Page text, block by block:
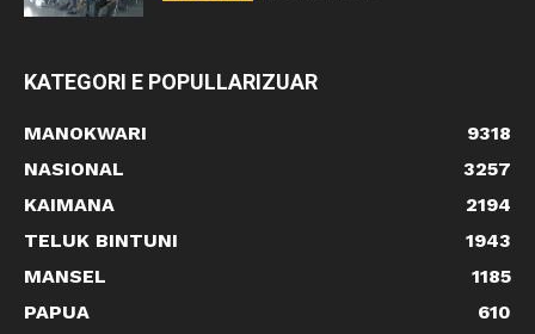
KATEGORI E POPULLARIZUAR
MANOKWARI
9318
NASIONAL
3257
KAIMANA
2194
TELUK BINTUNI
1943
MANSEL
1185
PAPUA
610